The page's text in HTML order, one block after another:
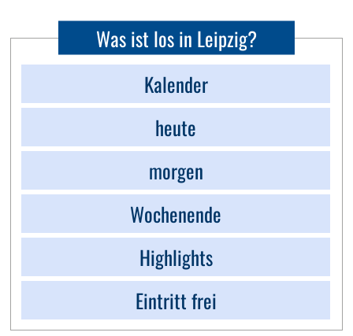
Was ist los in Leipzig?
Kalender
heute
morgen
Wochenende
Highlights
Eintritt frei